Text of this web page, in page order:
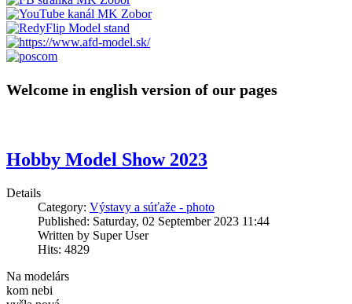
Welcome in english version of our pages
Hobby Model Show 2023
Details
Category: Výstavy a súťaže - photo
Published: Saturday, 02 September 2023 11:44
Written by Super User
Hits: 4829
Na modelárs
kom nebi